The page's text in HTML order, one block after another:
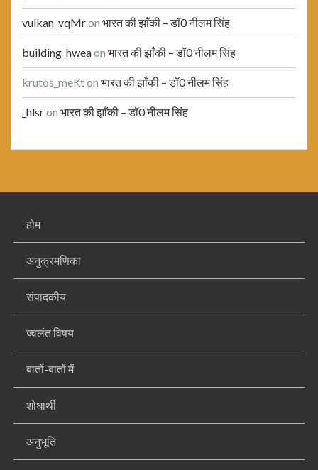
vulkan_vqMron भारत की झाँकी – डॉ0 नीलम सिंह
building_hweaon भारत की झाँकी – डॉ0 नीलम सिंह
krutos_meKton भारत की झाँकी – डॉ0 नीलम सिंह
_hlsron भारत की झाँकी – डॉ0 नीलम सिंह
होम
अनुक्रमणिका
संपादकीय
ज्वलंत विषय
बातों-बातों में
शोधार्थी
अनुभूति